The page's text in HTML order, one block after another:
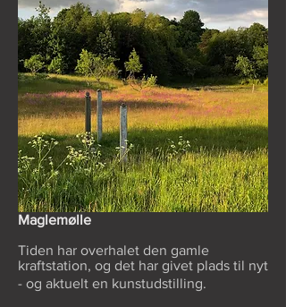
Maglemølle
Tiden har overhalet den gamle
kraftstation, og det har givet plads til nyt
- og aktuelt en kunstudstilling.